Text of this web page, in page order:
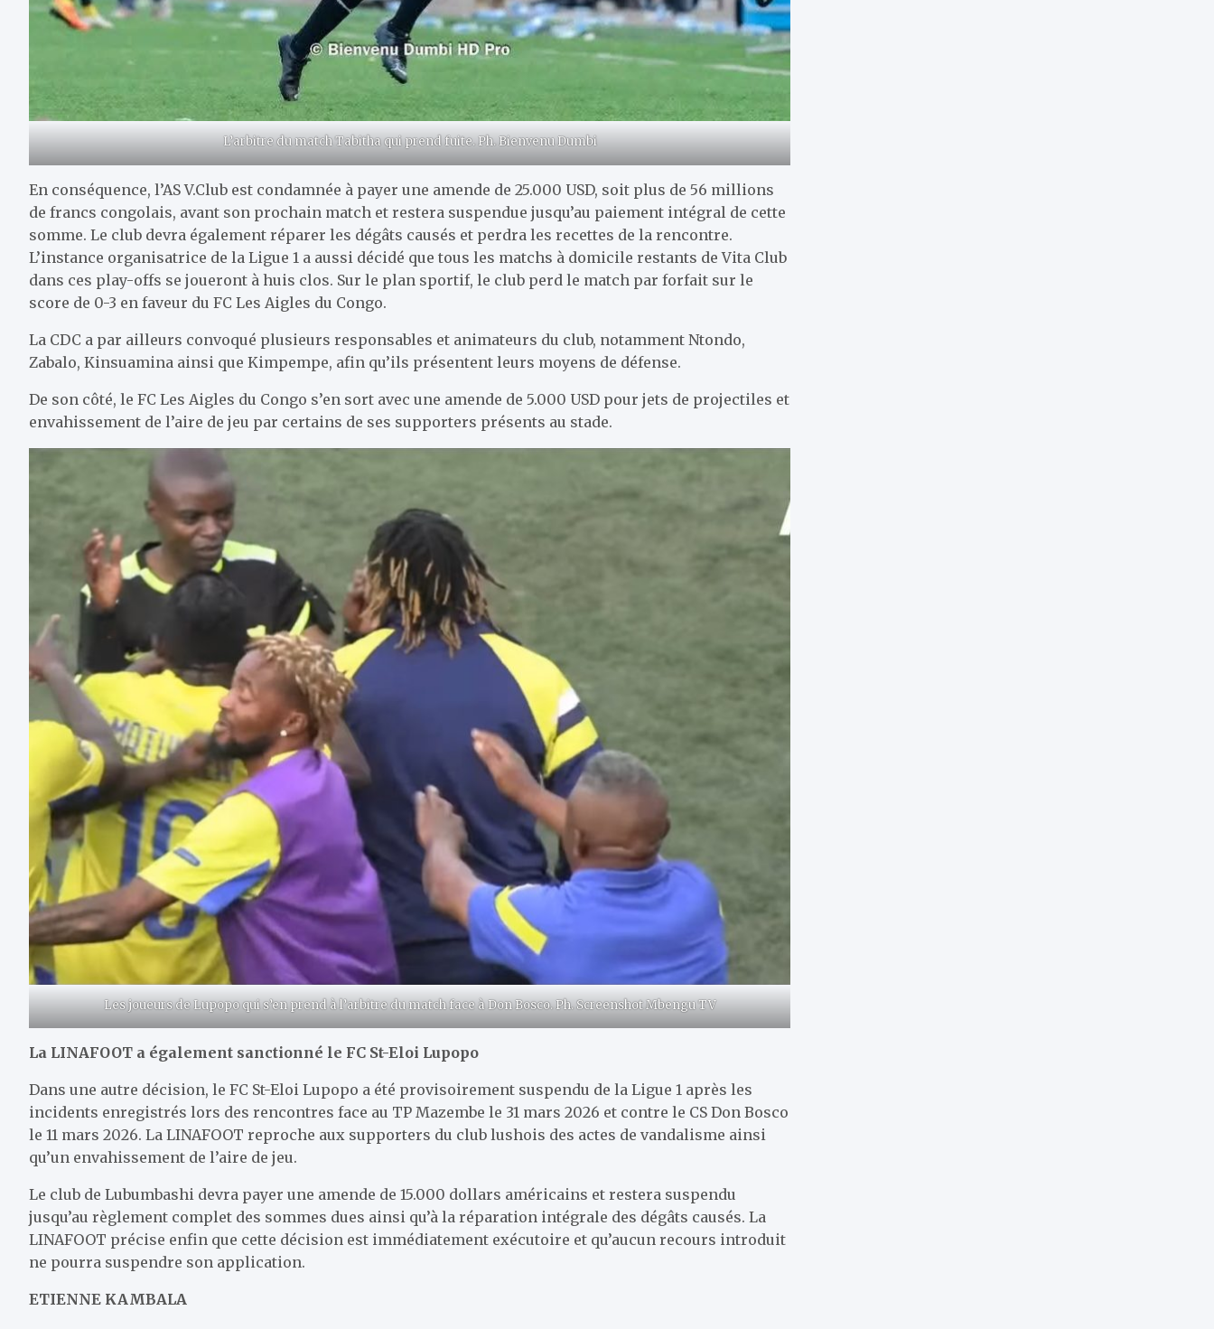
L’arbitre du match Tabitha qui prend fuite. Ph. Bienvenu Dumbi
En conséquence, l’AS V.Club est condamnée à payer une amende de 25.000 USD, soit plus de 56 millions
de francs congolais, avant son prochain match et restera suspendue jusqu’au paiement intégral de cette
somme. Le club devra également réparer les dégâts causés et perdra les recettes de la rencontre.
L’instance organisatrice de la Ligue 1 a aussi décidé que tous les matchs à domicile restants de Vita Club
dans ces play-offs se joueront à huis clos. Sur le plan sportif, le club perd le match par forfait sur le
score de 0-3 en faveur du FC Les Aigles du Congo.
La CDC a par ailleurs convoqué plusieurs responsables et animateurs du club, notamment Ntondo,
Zabalo, Kinsuamina ainsi que Kimpempe, afin qu’ils présentent leurs moyens de défense.
De son côté, le FC Les Aigles du Congo s’en sort avec une amende de 5.000 USD pour jets de projectiles et
envahissement de l’aire de jeu par certains de ses supporters présents au stade.
Les joueurs de Lupopo qui s’en prend à l’arbitre du match face à Don Bosco. Ph. Screenshot Mbengu TV
La LINAFOOT a également sanctionné le FC St-Eloi Lupopo
Dans une autre décision, le FC St-Eloi Lupopo a été provisoirement suspendu de la Ligue 1 après les
incidents enregistrés lors des rencontres face au TP Mazembe le 31 mars 2026 et contre le CS Don Bosco
le 11 mars 2026. La LINAFOOT reproche aux supporters du club lushois des actes de vandalisme ainsi
qu’un envahissement de l’aire de jeu.
Le club de Lubumbashi devra payer une amende de 15.000 dollars américains et restera suspendu
jusqu’au règlement complet des sommes dues ainsi qu’à la réparation intégrale des dégâts causés. La
LINAFOOT précise enfin que cette décision est immédiatement exécutoire et qu’aucun recours introduit
ne pourra suspendre son application.
ETIENNE KAMBALA